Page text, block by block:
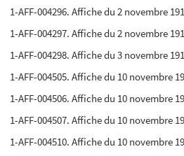
1-AFF-004296. Affiche du 2 novembre
1-AFF-004297. Affiche du 2 novembre
1-AFF-004298. Affiche du 3 novembre
1-AFF-004505. Affiche du 10 novembre
1-AFF-004506. Affiche du 10 novembre
1-AFF-004507. Affiche du 10 novembre
1-AFF-004510. Affiche du 10 novembre